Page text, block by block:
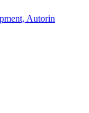
Autorin